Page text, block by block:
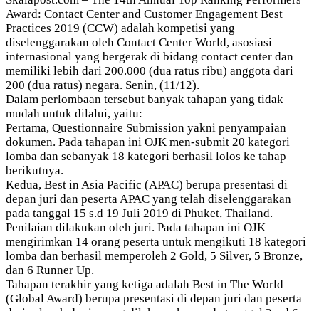
Award: Contact Center and Customer Engagement Best
Practices 2019 (CCW) adalah kompetisi yang
diselenggarakan oleh Contact Center World, asosiasi
internasional yang bergerak di bidang contact center dan
memiliki lebih dari 200.000 (dua ratus ribu) anggota dari
200 (dua ratus) negara. Senin, (11/12).
Dalam perlombaan tersebut banyak tahapan yang tidak
mudah untuk dilalui, yaitu:
Pertama, Questionnaire Submission yakni penyampaian
dokumen. Pada tahapan ini OJK men-submit 20 kategori
lomba dan sebanyak 18 kategori berhasil lolos ke tahap
berikutnya.
Kedua, Best in Asia Pacific (APAC) berupa presentasi di
depan juri dan peserta APAC yang telah diselenggarakan
pada tanggal 15 s.d 19 Juli 2019 di Phuket, Thailand.
Penilaian dilakukan oleh juri. Pada tahapan ini OJK
mengirimkan 14 orang peserta untuk mengikuti 18 kategori
lomba dan berhasil memperoleh 2 Gold, 5 Silver, 5 Bronze,
dan 6 Runner Up.
Tahapan terakhir yang ketiga adalah Best in The World
(Global Award) berupa presentasi di depan juri dan peserta